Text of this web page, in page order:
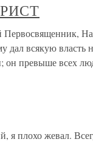
всякую власть
он превыше всех
я плохо жевал.